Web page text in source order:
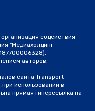
содействия
"Медиахолдинг
авторов.
сайта Transport-
использовании в
прямая гиперссылка на